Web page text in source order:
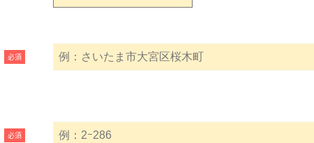
必須
必須